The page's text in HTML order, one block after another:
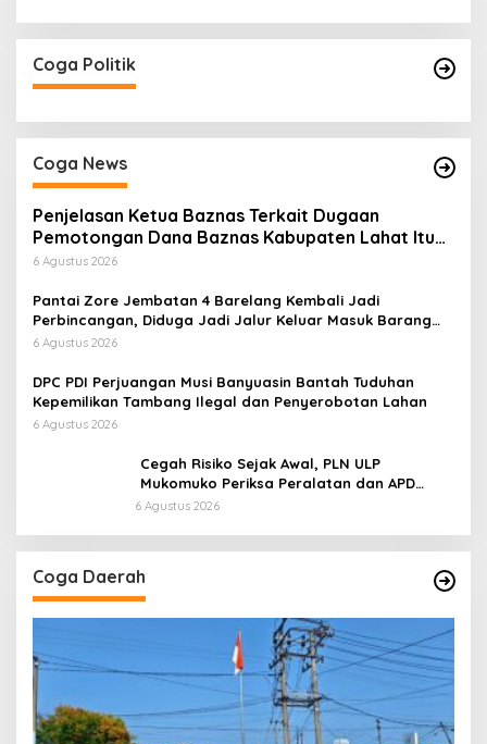
Coga Politik
Coga News
Penjelasan Ketua Baznas Terkait Dugaan
Pemotongan Dana Baznas Kabupaten Lahat Itu
Tidak Benar
6 Agustus 2026
Pantai Zore Jembatan 4 Barelang Kembali Jadi
Perbincangan, Diduga Jadi Jalur Keluar Masuk Barang
Tanpa Dokumen Kepabeanan, Nama Berinisial WL
di Kawasan Pesisir
6 Agustus 2026
DPC PDI Perjuangan Musi Banyuasin Bantah Tuduhan
Kepemilikan Tambang Ilegal dan Penyerobotan Lahan
6 Agustus 2026
Cegah Risiko Sejak Awal, PLN ULP
Mukomuko Periksa Peralatan dan APD
Petugas secara Rutin
6 Agustus 2026
Coga Daerah